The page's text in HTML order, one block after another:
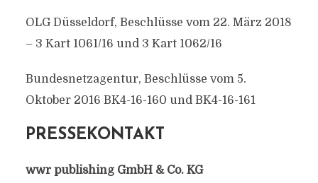
OLG Düsseldorf, Beschlüsse vom 22. März 2018
– 3 Kart 1061/16 und 3 Kart 1062/16
Bundesnetzagentur, Beschlüsse vom 5.
Oktober 2016 BK4-16-160 und BK4-16-161
PRESSEKONTAKT
wwr publishing GmbH & Co. KG